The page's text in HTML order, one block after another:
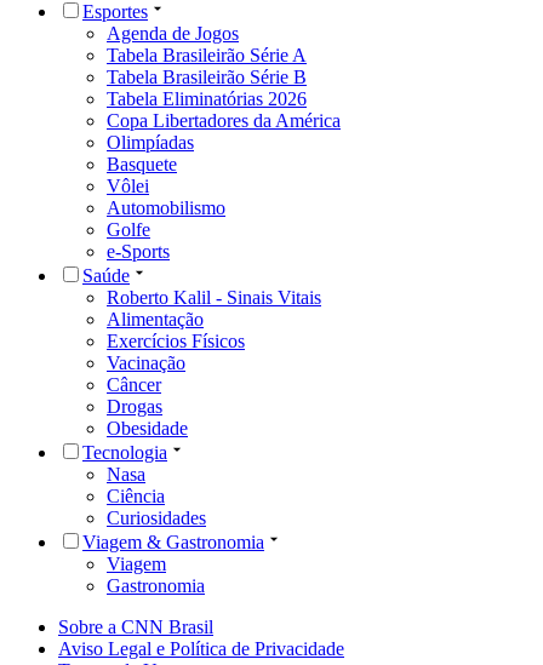
Esportes
Agenda de Jogos
Tabela Brasileirão Série A
Tabela Brasileirão Série B
Tabela Eliminatórias 2026
Copa Libertadores da América
Olimpíadas
Basquete
Vôlei
Automobilismo
Golfe
e-Sports
Saúde
Roberto Kalil - Sinais Vitais
Alimentação
Exercícios Físicos
Vacinação
Câncer
Drogas
Obesidade
Tecnologia
Nasa
Ciência
Curiosidades
Viagem & Gastronomia
Viagem
Gastronomia
Sobre a CNN Brasil
Aviso Legal e Política de Privacidade